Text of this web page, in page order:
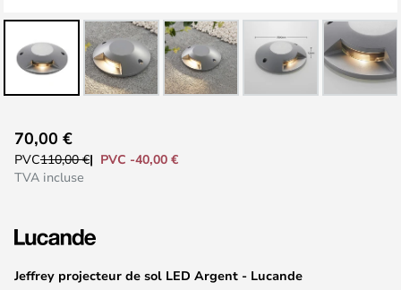
to
the
the
gallery
Jeffrey projecteur de sol LED Argent - Lucande
70,00 €
PVC110,00 €
PVC -40,00 €
TVA incluse